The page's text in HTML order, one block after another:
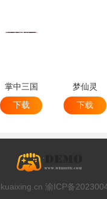
掌中三国
下载
梦仙灵
下载
渝ICP备